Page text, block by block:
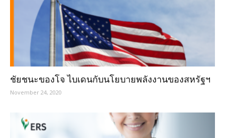
ชัยชนะของโจ ไบเดนกับนโยบายพลังงานของสหรัฐฯ
November 24, 2020